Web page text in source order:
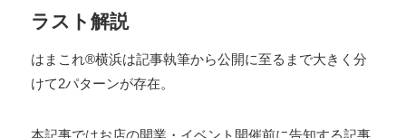
ラスト解説
はまこれ®︎横浜は記事執筆から公開に至るまで大きく分
けて2パターンが存在。